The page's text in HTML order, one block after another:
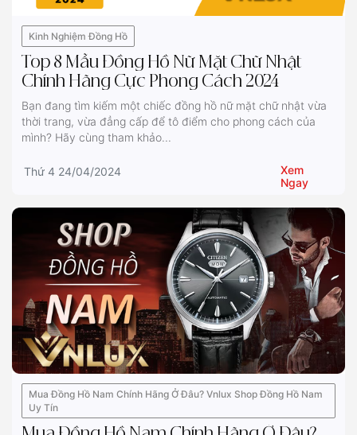
Kinh Nghiệm Đồng Hồ
Top 8 Mẫu Đồng Hồ Nữ Mặt Chữ Nhật
Chính Hãng Cực Phong Cách 2024
Bạn đang tìm kiếm một chiếc đồng hồ nữ mặt chữ nhật vừa
thời trang, vừa đẳng cấp để tô điểm cho phong cách của
mình? Hãy cùng tham khảo...
Thứ 4 24/04/2024
Xem
Ngay
Mua Đồng Hồ Nam Chính Hãng Ở Đâu? Vnlux Shop Đồng Hồ Nam
Uy Tín